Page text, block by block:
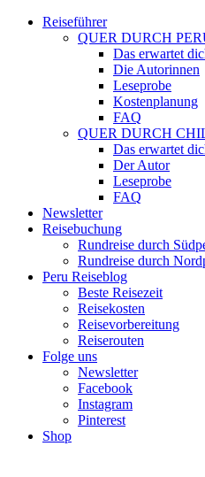
Reiseführer
QUER DURCH
Das erwartet
Die Autorinnen
Leseprobe
Kostenplanung
FAQ
QUER DURCH
Das erwartet
Der Autor
Leseprobe
FAQ
Newsletter
Reisebuchung
Rundreise durch
Rundreise durch
Peru Reiseblog
Beste Reisezeit
Reisekosten
Reisevorbereitung
Reiserouten
Folge uns
Newsletter
Facebook
Instagram
Pinterest
Shop